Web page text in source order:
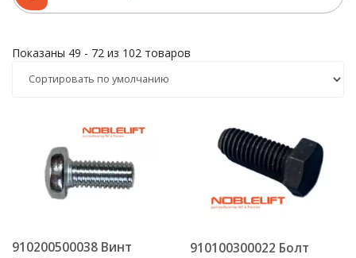
Показаны 49 - 72 из 102 товаров
910200500038 Винт
910100300022 Болт